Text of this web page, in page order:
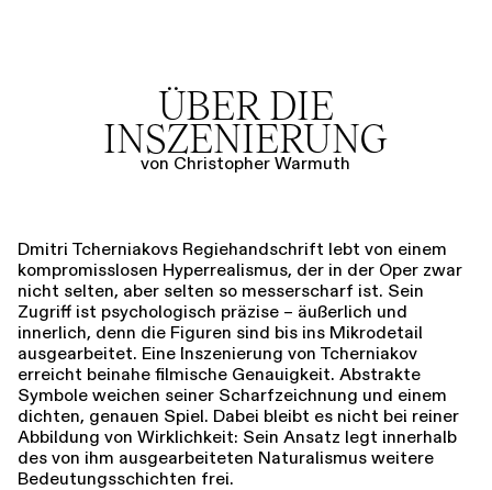
ÜBER DIE
INSZENIERUNG
von Christopher Warmuth
Dmitri Tcherniakovs Regiehandschrift lebt von einem
kompromisslosen Hyperrealismus, der in der Oper zwar
nicht selten, aber selten so messerscharf ist. Sein
Zugriff ist psychologisch präzise – äußerlich und
innerlich, denn die Figuren sind bis ins Mikrodetail
ausgearbeitet. Eine Inszenierung von Tcherniakov
erreicht beinahe filmische Genauigkeit. Abstrakte
Symbole weichen seiner Scharfzeichnung und einem
dichten, genauen Spiel. Dabei bleibt es nicht bei reiner
Abbildung von Wirklichkeit: Sein Ansatz legt innerhalb
des von ihm ausgearbeiteten Naturalismus weitere
Bedeutungsschichten frei.